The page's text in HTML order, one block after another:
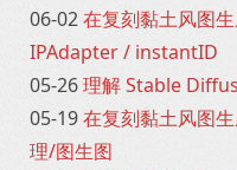
06-02在复刻黏土风图
IPAdapter / instantID
05-26理解 Stable
05-19在复刻黏土风图
理/图生图